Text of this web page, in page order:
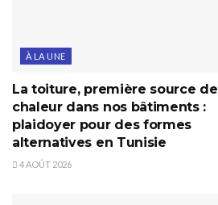
À LA UNE
La toiture, première source de
chaleur dans nos bâtiments :
plaidoyer pour des formes
alternatives en Tunisie
4 AOÛT 2026